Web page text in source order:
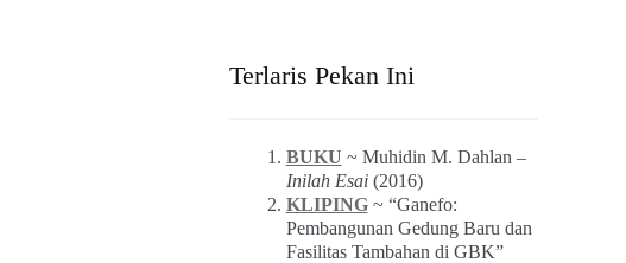
Terlaris Pekan Ini
BUKU ~ Muhidin M. Dahlan –
Inilah Esai(2016)
KLIPING~ “Ganefo:
Pembangunan Gedung Baru dan
Fasilitas Tambahan di GBK”